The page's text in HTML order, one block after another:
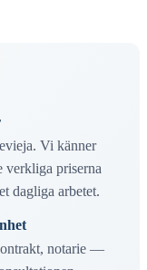
Vi känner
verkliga priserna
dagliga arbetet.
notarie —